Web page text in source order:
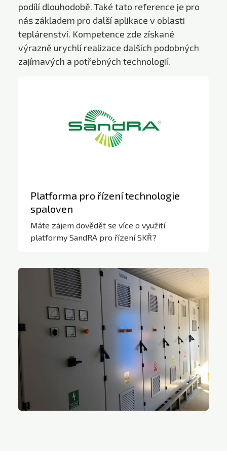
podílí dlouhodobě. Také tato reference je pro
nás základem pro další aplikace v oblasti
teplárenství. Kompetence zde získané
výrazně urychlí realizace dalších podobných
zajímavých a potřebných technologií.
Platforma pro řízení technologie
spaloven
Máte zájem dovědět se více o využití
platformy SandRA pro řízení SKŘ?